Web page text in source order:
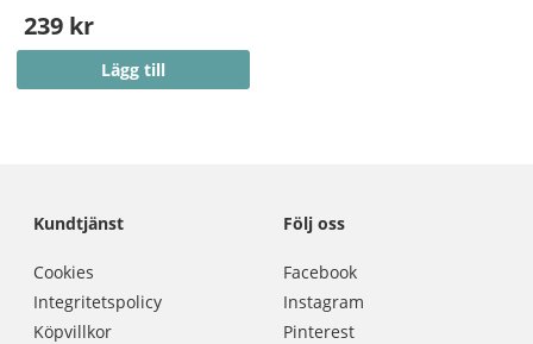
239 kr
Lägg till
Kundtjänst
Cookies
Integritetspolicy
Köpvillkor
Följ oss
Facebook
Instagram
Pinterest